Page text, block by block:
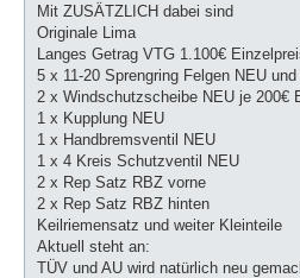
Mit ZUSÄTZLICH dabei sind
Originale Lima
Langes Getrag VTG 1.100€
5 x 11-20 Sprengring Felgen NEU
2 x Windschutzscheibe NEU je 200€
1 x Kupplung NEU
1 x Handbremsventil NEU
1 x 4 Kreis Schutzventil NEU
2 x Rep Satz RBZ vorne
2 x Rep Satz RBZ hinten
Keilriemensatz und weiter Kleinteile
Aktuell steht an:
TÜV und AU wird natürlich neu